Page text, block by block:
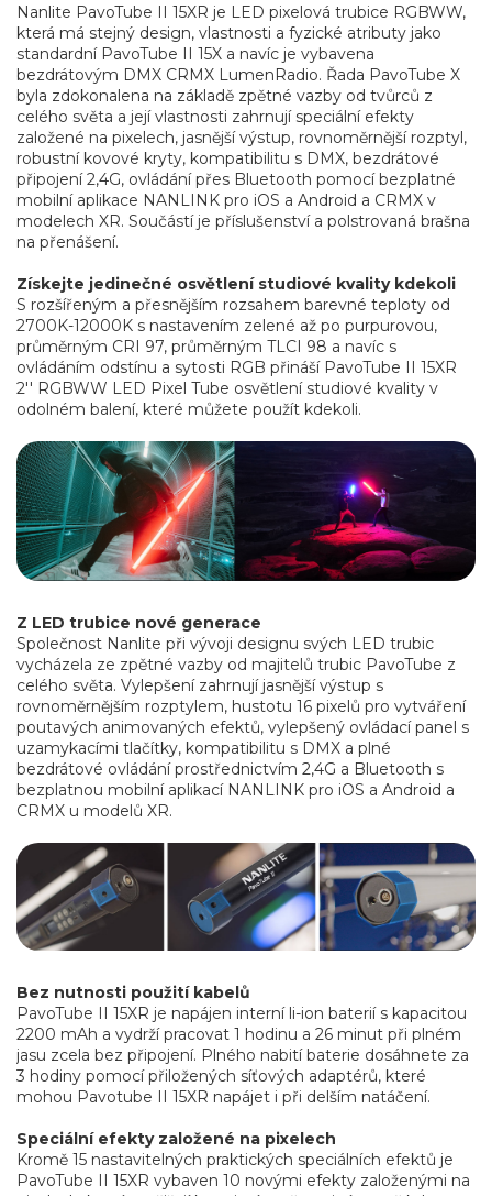
Nanlite PavoTube II 15XR je LED pixelová trubice RGBWW,
která má stejný design, vlastnosti a fyzické atributy jako
standardní PavoTube II 15X a navíc je vybavena
bezdrátovým DMX CRMX LumenRadio. Řada PavoTube X
byla zdokonalena na základě zpětné vazby od tvůrců z
celého světa a její vlastnosti zahrnují speciální efekty
založené na pixelech, jasnější výstup, rovnoměrnější rozptyl,
robustní kovové kryty, kompatibilitu s DMX, bezdrátové
připojení 2,4G, ovládání přes Bluetooth pomocí bezplatné
mobilní aplikace NANLINK pro iOS a Android a CRMX v
modelech XR. Součástí je příslušenství a polstrovaná brašna
na přenášení.
Získejte jedinečné osvětlení studiové kvality kdekoli
S rozšířeným a přesnějším rozsahem barevné teploty od
2700K-12000K s nastavením zelené až po purpurovou,
průměrným CRI 97, průměrným TLCI 98 a navíc s
ovládáním odstínu a sytosti RGB přináší PavoTube II 15XR
2'' RGBWW LED Pixel Tube osvětlení studiové kvality v
odolném balení, které můžete použít kdekoli.
Z LED trubice nové generace
Společnost Nanlite při vývoji designu svých LED trubic
vycházela ze zpětné vazby od majitelů trubic PavoTube z
celého světa. Vylepšení zahrnují jasnější výstup s
rovnoměrnějším rozptylem, hustotu 16 pixelů pro vytváření
poutavých animovaných efektů, vylepšený ovládací panel s
uzamykacími tlačítky, kompatibilitu s DMX a plné
bezdrátové ovládání prostřednictvím 2,4G a Bluetooth s
bezplatnou mobilní aplikací NANLINK pro iOS a Android a
CRMX u modelů XR.
Bez nutnosti použití kabelů
PavoTube II 15XR je napájen interní li-ion baterií s kapacitou
2200 mAh a vydrží pracovat 1 hodinu a 26 minut při plném
jasu zcela bez připojení. Plného nabití baterie dosáhnete za
3 hodiny pomocí přiložených síťových adaptérů, které
mohou Pavotube II 15XR napájet i při delším natáčení.
Speciální efekty založené na pixelech
Kromě 15 nastavitelných praktických speciálních efektů je
PavoTube II 15XR vybaven 10 novými efekty založenými na